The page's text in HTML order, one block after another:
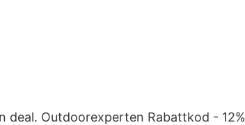
deal. Outdoorexperten Rabattkod - 12%